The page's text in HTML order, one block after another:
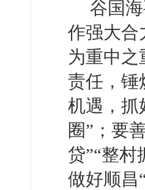
谷国
作强大合
为重中之
责任，锤
机遇，抓
圈”；要
贷”“整村
做好顺昌